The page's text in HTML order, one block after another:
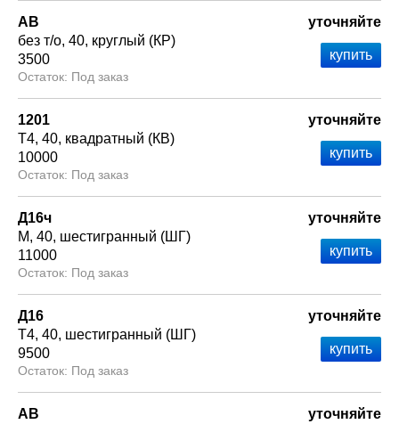
АВ
без т/о 40 круглый (КР)
3500
Под заказ
уточняйте
1201
Т4 40 квадратный (КВ)
10000
Под заказ
уточняйте
Д16ч
М 40 шестигранный (ШГ)
11000
Под заказ
уточняйте
Д16
Т4 40 шестигранный (ШГ)
9500
Под заказ
уточняйте
АВ
уточняйте